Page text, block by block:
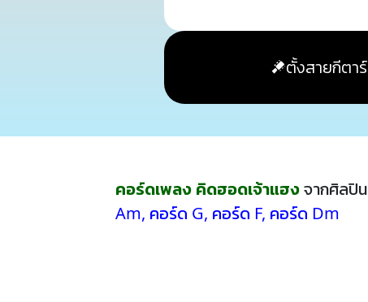
ตั้งสายกีตาร์
คอร์ดเพลง คิดฮอดเจ้าแฮงจากศิลปิน
Am, คอร์ด G, คอร์ด F, คอร์ด Dm